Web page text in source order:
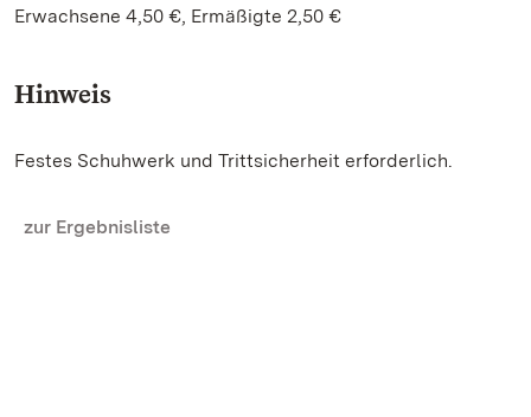
Erwachsene 4,50 €, Ermäßigte 2,50 €
Hinweis
Festes Schuhwerk und Trittsicherheit erforderlich.
zur Ergebnisliste